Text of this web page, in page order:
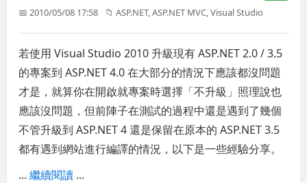
📅 2010/05/08 17:58 📁ASP.NET,ASP.NET MVC ,Visual Studio
若使用 Visual Studio 2010 升級現有 ASP.NET 2.0 / 3.5
的專案到 ASP.NET 4.0 在大部分的情況下應該都沒問題
才是，就算你在開啟就專案時選擇「不升級」照理說也
應該沒問題，但前陣子在測試的過程中還是遇到了幾個
不管升級到 ASP.NET 4 還是保留在原本的 ASP.NET 3.5
都有遇到網站進行編譯的情況，以下是一些經驗分享。
...繼續閱讀 ...